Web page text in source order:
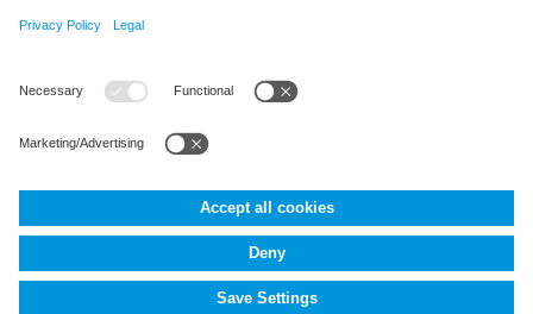
+91 44 6923 0047
NIVUS Technologies India Pvt. Ltd.,Porur,